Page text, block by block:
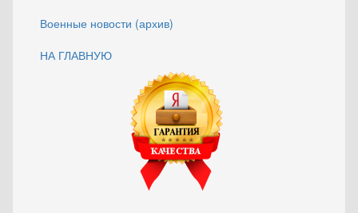
Военные новости (архив)
НА ГЛАВНУЮ